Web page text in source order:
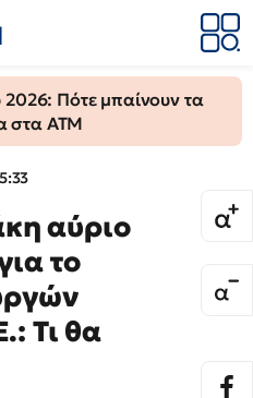
2026: Πότε μπαίνουν τα
στα ΑΤΜ
αύριο
το
Τι θα